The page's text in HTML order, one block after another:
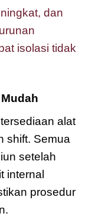
dan
isolasi tidak
alat
shift. Semua
setelah
internal
prosedur